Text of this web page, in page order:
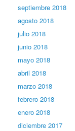
septiembre 2018
agosto 2018
julio 2018
junio 2018
mayo 2018
abril 2018
marzo 2018
febrero 2018
enero 2018
diciembre 2017